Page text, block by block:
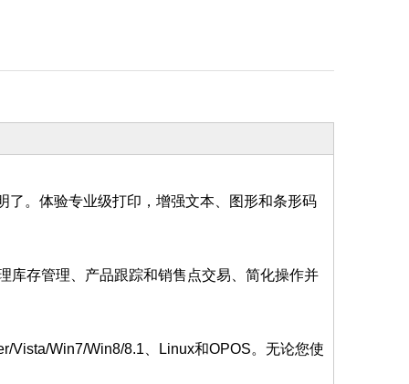
了。体验专业级打印，增强文本、图形和条形码
库存管理、产品跟踪和销售点交易、简化操作并
Vista/Win7/Win8/8.1、Linux和OPOS。无论您使